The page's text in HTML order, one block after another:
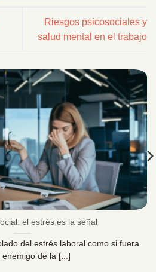
Riesgos psicosociales y
salud mental en el trabajo
el estrés es la señal
del estrés laboral como si fuera
enemigo de la [...]